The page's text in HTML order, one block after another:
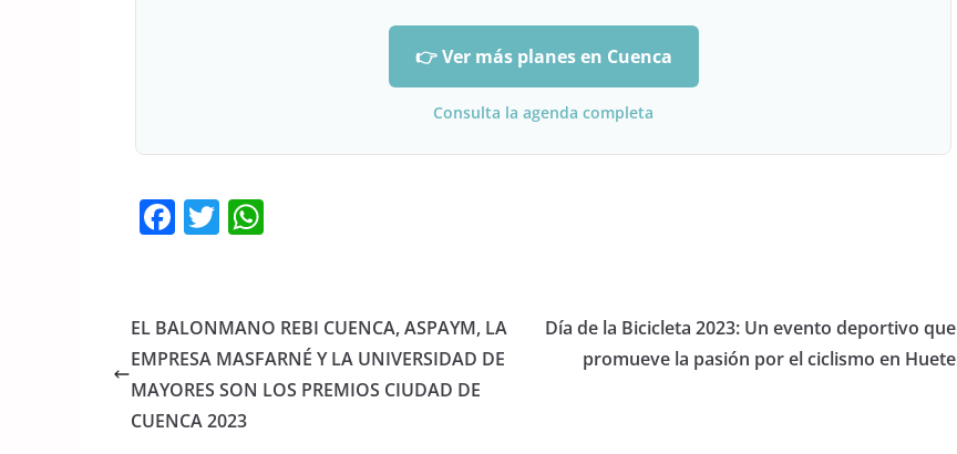
👉 Ver más planes en Cuenca
Consulta la agenda completa
F
e
b
o
o
T
er s
A
p
EL BALONMANO REBI CUENCA, ASPAYM, LA
EMPRESA MASFARNÉ Y LA UNIVERSIDAD DE
MAYORES SON LOS PREMIOS CIUDAD DE
CUENCA 2023
Día de la Bicicleta 2023: Un evento deportivo que
promueve la pasión por el ciclismo en Huete